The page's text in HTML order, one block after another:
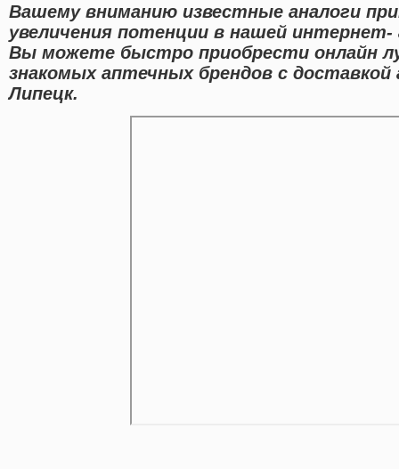
Вашему вниманию известные аналоги
увеличения потенции в нашей интернет-
Вы можете быстро приобрести онлайн
знакомых аптечных брендов с доставкой
Липецк.